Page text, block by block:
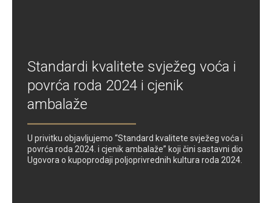
Standardi kvalitete svježeg voća i
povrća roda 2024 i cjenik
ambalaže
U privitku objavljujemo “Standard kvalitete svježeg voća i
povrća roda 2024. i cjenik ambalaže” koji čini sastavni dio
Ugovora o kupoprodaji poljoprivrednih kultura roda 2024.